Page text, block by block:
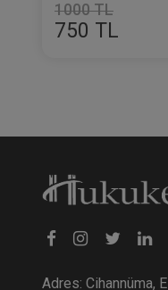
1000 TL
750 TL
Adres: Cihannüma,